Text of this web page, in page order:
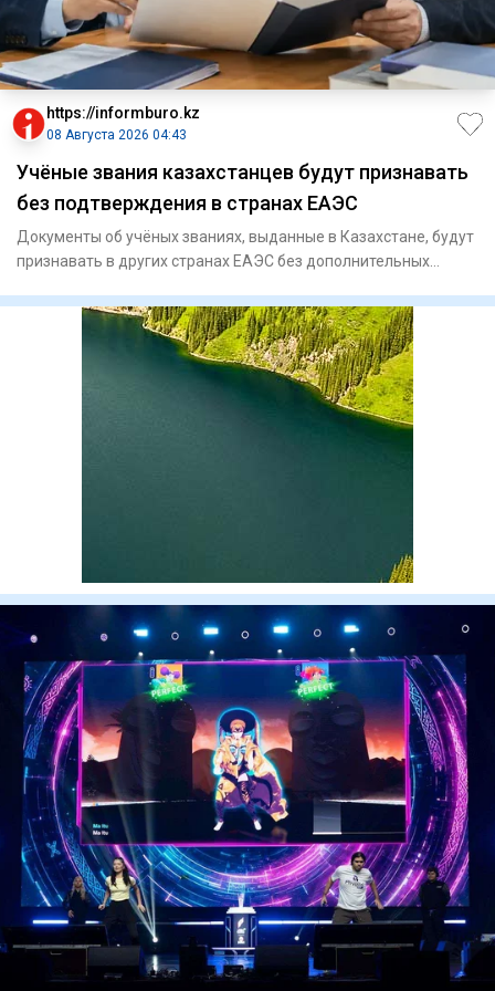
https://informburo.kz
08 Августа 2026 04:43
Учёные звания казахстанцев будут признавать
без подтверждения в странах ЕАЭС
Документы об учёных званиях, выданные в Казахстане, будут
признавать в других странах ЕАЭС без дополнительных